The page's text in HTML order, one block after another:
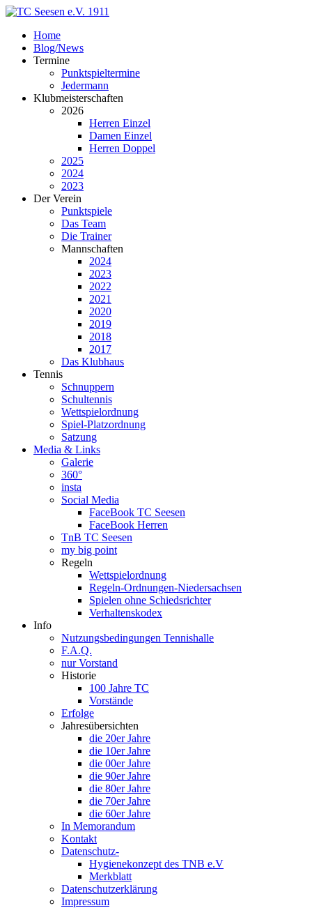
Home
Blog/News
Termine
Punktspieltermine
Jedermann
Klubmeisterschaften
2026
Herren Einzel
Damen Einzel
Herren Doppel
2025
2024
2023
Der Verein
Punktspiele
Das Team
Die Trainer
Mannschaften
2024
2023
2022
2021
2020
2019
2018
2017
Das Klubhaus
Tennis
Schnuppern
Schultennis
Wettspielordnung
Spiel-Platzordnung
Satzung
Media & Links
Galerie
360°
insta
Social Media
FaceBook TC Seesen
FaceBook Herren
TnB TC Seesen
my big point
Regeln
Wettspielordnung
Regeln-Ordnungen-Niedersachsen
Spielen ohne Schiedsrichter
Verhaltenskodex
Info
Nutzungsbedingungen Tennishalle
F.A.Q.
nur Vorstand
Historie
100 Jahre TC
Vorstände
Erfolge
Jahresübersichten
die 20er Jahre
die 10er Jahre
die 00er Jahre
die 90er Jahre
die 80er Jahre
die 70er Jahre
die 60er Jahre
In Memorandum
Kontakt
Datenschutz-
Hygienekonzept des TNB e.V
Merkblatt
Datenschutzerklärung
Impressum